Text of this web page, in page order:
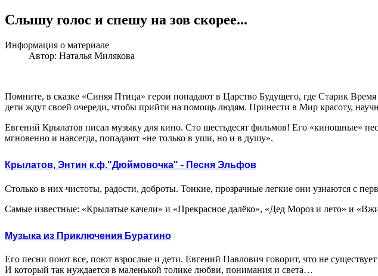
Слышу голос и спешу на зов скорее...
Информация о материале
Автор: Наталья Милякова
Помните, в сказке «Синяя Птица» герои попадают в Царство Будущего, где Старик
дети ждут своей очереди, чтобы прийти на помощь людям. Принести в Мир красоту,
Евгений Крылатов писал музыку для кино. Сто шестьдесят фильмов! Его «киношные»
мгновенно и навсегда, попадают «не только в уши, но и в душу».
Крылатов, Энтин к.ф."Дюймовочка" - Песня Эльфов
Столько в них чистоты, радости, доброты. Тонкие, прозрачные легкие они узнаются с
Самые известные: «Крылатые качели» и «Прекрасное далёко», «Дед Мороз и лето» и
Музыка из Приключения Буратино
Его песни поют все, поют взрослые и дети. Евгений Павлович говорит, что не
И который так нуждается в маленькой толике любви, понимания и света…